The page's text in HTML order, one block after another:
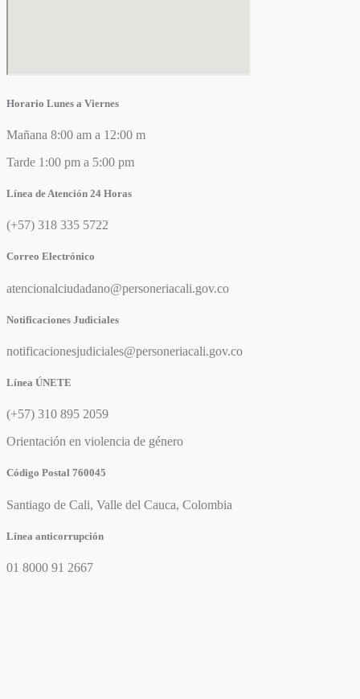
Horario Lunes a Viernes
Mañana 8:00 am a 12:00 m
Tarde 1:00 pm a 5:00 pm
Línea de Atención 24 Horas
(+57) 318 335 5722
Correo Electrónico
atencionalciudadano@personeriacali.gov.co
Notificaciones Judiciales
notificacionesjudiciales@personeriacali.gov.co
Línea ÚNETE
(+57) 310 895 2059
Orientación en violencia de género
Código Postal 760045
Santiago de Cali, Valle del Cauca, Colombia
Línea anticorrupción
01 8000 91 2667